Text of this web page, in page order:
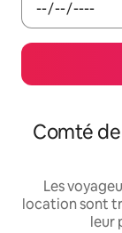
Comté
Les
location sont
leur